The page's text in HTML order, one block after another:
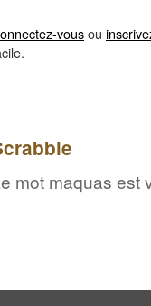
vousou
mot maquas est